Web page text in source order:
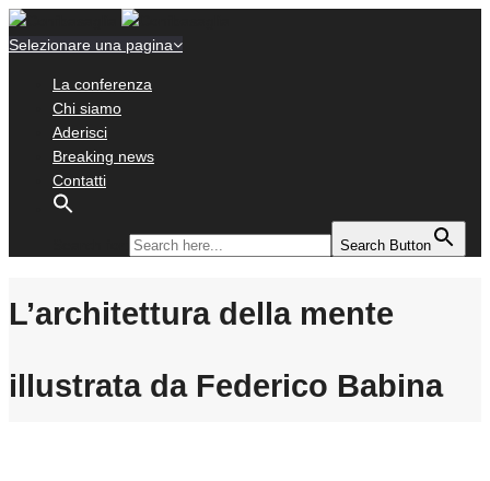
Selezionare una pagina
La conferenza
Chi siamo
Aderisci
Breaking news
Contatti
Search Button
L’architettura della mente
illustrata da Federico Babina